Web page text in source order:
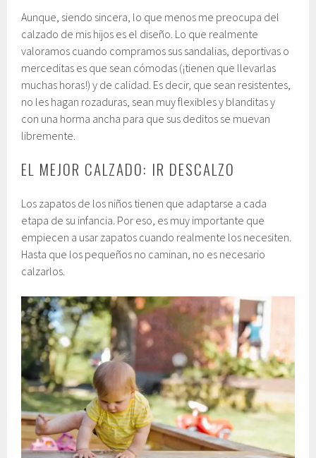
Aunque, siendo sincera, lo que menos me preocupa del
calzado de mis hijos es el diseño. Lo que realmente
valoramos cuando compramos sus sandalias, deportivas o
merceditas es que sean cómodas (¡tienen que llevarlas
muchas horas!) y de calidad. Es decir, que sean resistentes,
no les hagan rozaduras, sean muy flexibles y blanditas y
con una horma ancha para que sus deditos se muevan
libremente.
EL MEJOR CALZADO: IR DESCALZO
Los zapatos de los niños tienen que adaptarse a cada
etapa de su infancia. Por eso, es muy importante que
empiecen a usar zapatos cuando realmente los necesiten.
Hasta que los pequeños no caminan, no es necesario
calzarlos.